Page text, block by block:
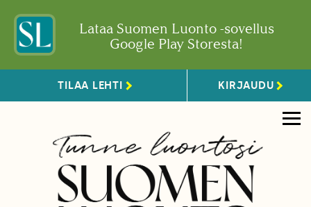
Lataa Suomen Luonto -sovellus
Google Play Storesta!
TILAA LEHTI KIRJAUDU